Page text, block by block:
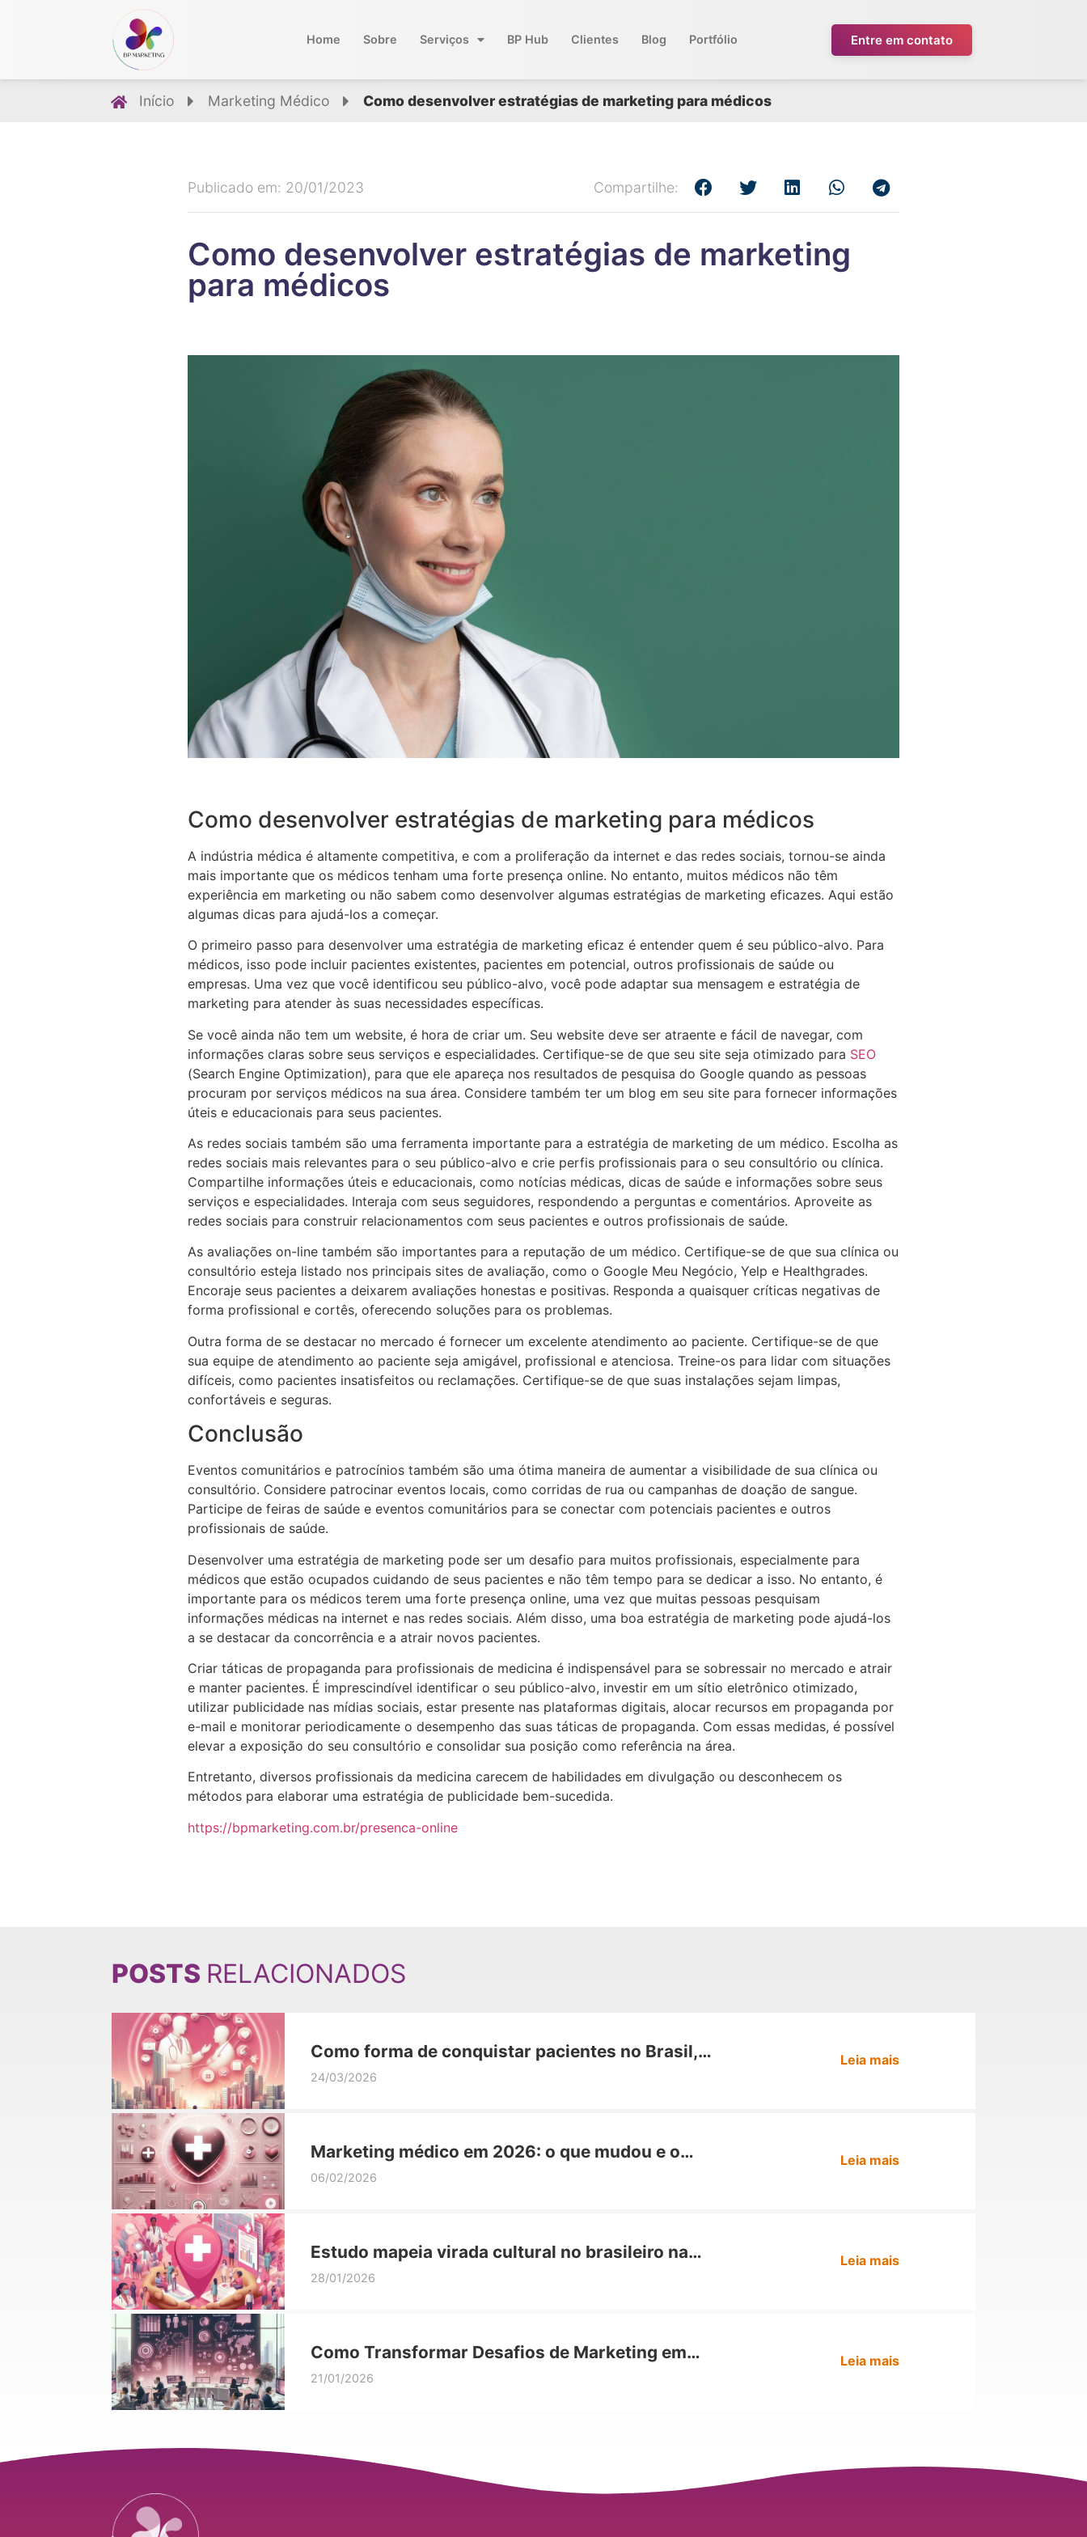
Home Sobre Serviços BP Hub Clientes Blog Portfólio Entre em contato
Início Marketing Médico Como desenvolver estratégias de marketing para médicos
Publicado em: 20/01/2023 Compartilhe:
Como desenvolver estratégias de marketing
para médicos
Como desenvolver estratégias de marketing para médicos
A indústria médica é altamente competitiva, e com a proliferação da internet e das redes sociais, tornou-se ainda
mais importante que os médicos tenham uma forte presença online. No entanto, muitos médicos não têm
experiência em marketing ou não sabem como desenvolver algumas estratégias de marketing eficazes. Aqui estão
algumas dicas para ajudá-los a começar.
O primeiro passo para desenvolver uma estratégia de marketing eficaz é entender quem é seu público-alvo. Para
médicos, isso pode incluir pacientes existentes, pacientes em potencial, outros profissionais de saúde ou
empresas. Uma vez que você identificou seu público-alvo, você pode adaptar sua mensagem e estratégia de
marketing para atender às suas necessidades específicas.
Se você ainda não tem um website, é hora de criar um. Seu website deve ser atraente e fácil de navegar, com
informações claras sobre seus serviços e especialidades. Certifique-se de que seu site seja otimizado para SEO
(Search Engine Optimization), para que ele apareça nos resultados de pesquisa do Google quando as pessoas
procuram por serviços médicos na sua área. Considere também ter um blog em seu site para fornecer informações
úteis e educacionais para seus pacientes.
As redes sociais também são uma ferramenta importante para a estratégia de marketing de um médico. Escolha as
redes sociais mais relevantes para o seu público-alvo e crie perfis profissionais para o seu consultório ou clínica.
Compartilhe informações úteis e educacionais, como notícias médicas, dicas de saúde e informações sobre seus
serviços e especialidades. Interaja com seus seguidores, respondendo a perguntas e comentários. Aproveite as
redes sociais para construir relacionamentos com seus pacientes e outros profissionais de saúde.
As avaliações on-line também são importantes para a reputação de um médico. Certifique-se de que sua clínica ou
consultório esteja listado nos principais sites de avaliação, como o Google Meu Negócio, Yelp e Healthgrades.
Encoraje seus pacientes a deixarem avaliações honestas e positivas. Responda a quaisquer críticas negativas de
forma profissional e cortês, oferecendo soluções para os problemas.
Outra forma de se destacar no mercado é fornecer um excelente atendimento ao paciente. Certifique-se de que
sua equipe de atendimento ao paciente seja amigável, profissional e atenciosa. Treine-os para lidar com situações
difíceis, como pacientes insatisfeitos ou reclamações. Certifique-se de que suas instalações sejam limpas,
confortáveis e seguras.
Conclusão
Eventos comunitários e patrocínios também são uma ótima maneira de aumentar a visibilidade de sua clínica ou
consultório. Considere patrocinar eventos locais, como corridas de rua ou campanhas de doação de sangue.
Participe de feiras de saúde e eventos comunitários para se conectar com potenciais pacientes e outros
profissionais de saúde.
Desenvolver uma estratégia de marketing pode ser um desafio para muitos profissionais, especialmente para
médicos que estão ocupados cuidando de seus pacientes e não têm tempo para se dedicar a isso. No entanto, é
importante para os médicos terem uma forte presença online, uma vez que muitas pessoas pesquisam
informações médicas na internet e nas redes sociais. Além disso, uma boa estratégia de marketing pode ajudá-los
a se destacar da concorrência e a atrair novos pacientes.
Criar táticas de propaganda para profissionais de medicina é indispensável para se sobressair no mercado e atrair
e manter pacientes. É imprescindível identificar o seu público-alvo, investir em um sítio eletrônico otimizado,
utilizar publicidade nas mídias sociais, estar presente nas plataformas digitais, alocar recursos em propaganda por
e-mail e monitorar periodicamente o desempenho das suas táticas de propaganda. Com essas medidas, é possível
elevar a exposição do seu consultório e consolidar sua posição como referência na área.
Entretanto, diversos profissionais da medicina carecem de habilidades em divulgação ou desconhecem os
métodos para elaborar uma estratégia de publicidade bem-sucedida.
https://bpmarketing.com.br/presenca-online
POSTS RELACIONADOS
Como forma de conquistar pacientes no Brasil,
médicos viram marcas e se transformam.
24/03/2026
Leia mais
Marketing médico em 2026: o que mudou e o
que realmente funciona
06/02/2026
Leia mais
Estudo mapeia virada cultural no brasileiro na
área de saúde
28/01/2026
Leia mais
Como Transformar Desafios de Marketing em
Oportunidades de Crescimento para Sua Marca
21/01/2026
Leia mais